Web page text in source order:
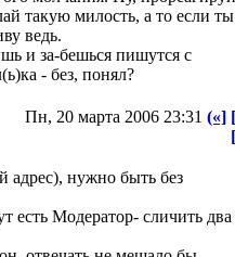
такую милость, а то если ты
ведь.
и за-бешься пишутся с
- без, понял?
Пн, 20 марта 2006 23:31 («]
адрес), нужно быть без
есть Модератор- сличить два